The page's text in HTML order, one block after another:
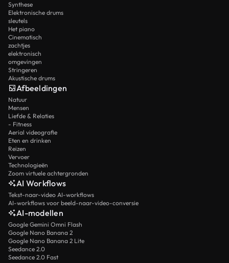
Synthese
Elektronische drums
sleutels
Het piano
Cinematisch
zachtjes
elektronisch
omgevingen
Stringeren
Akustische drums
Afbeeldingen
Natuur
Mensen
Liefde & Relaties
- Fitness
Aerial videografie
Eten en drinken
Reizen
Vervoer
Technologieën
Zoom virtuele achtergronden
AI Workflows
Tekst-naar-video AI-workflows
AI-workflows voor beeld-naar-video-conversie
AI-modellen
Google Gemini Omni Flash
Google Nano Banana 2
Google Nano Banana 2 Lite
Seedance 2.0
Seedance 2.0 Fast